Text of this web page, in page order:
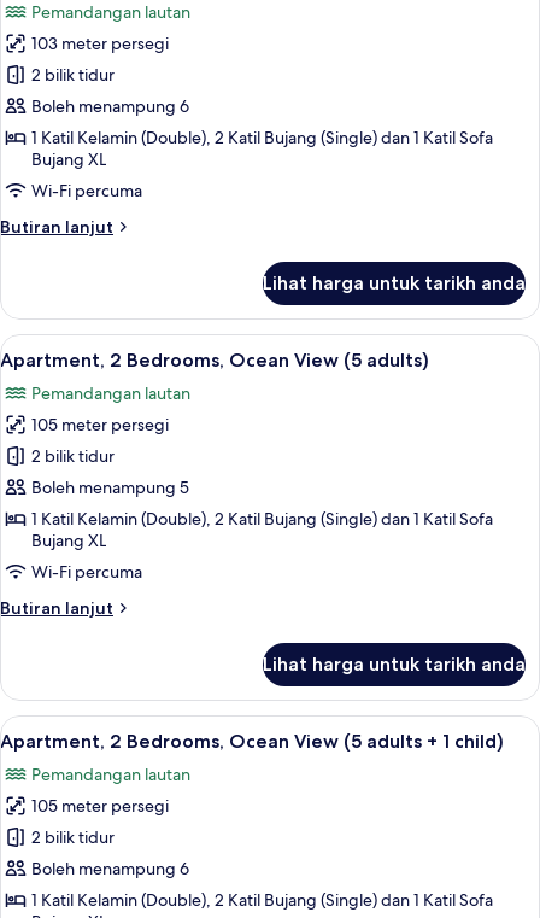
adults
+
child)
untuk
Apartment,
2
Bedrooms,
Ocean
View
(4
adults
children)
Pemandangan lautan
103 meter persegi
2 bilik tidur
Boleh menampung 6
1 Katil Kelamin (Double), 2 Katil Bujang (Single) dan 1 Katil Sofa
Bujang XL
Wi-Fi percuma
Butiran lanjut
Butiran
2
Bedrooms,
Ocean
View
(4
adults
+
2
children)
Lihat harga untuk tarikh anda
Lihat
semua
foto
untuk
Apartment,
2
Bedrooms,
Ocean
View
(5
adults)
2 bilik tidur, peti besi dalam bilik,
10
Apartment, 2 Bedrooms, Ocean View (5 adults)
Pemandangan lautan
105 meter persegi
2 bilik tidur
Boleh menampung 5
1 Katil Kelamin (Double), 2 Katil Bujang (Single) dan 1 Katil Sofa
Bujang XL
Wi-Fi percuma
Butiran lanjut
Butiran
2
Bedrooms,
Ocean
View
(5
adults)
Lihat harga untuk tarikh anda
Lihat
semua
foto
untuk
Apartment,
2
Bedrooms,
2 bilik tidur, peti besi dalam bilik,
10
Apartment, 2 Bedrooms, Ocean View (5 adults + 1 child)
Pemandangan lautan
105 meter persegi
2 bilik tidur
Boleh menampung 6
1 Katil Kelamin (Double), 2 Katil Bujang (Single) dan 1 Katil Sofa